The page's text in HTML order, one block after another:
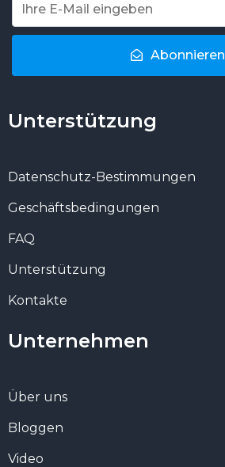
Abonnieren
Unterstützung
Datenschutz-Bestimmungen
Geschäftsbedingungen
FAQ
Unterstützung
Kontakte
Unternehmen
Über uns
Bloggen
Video